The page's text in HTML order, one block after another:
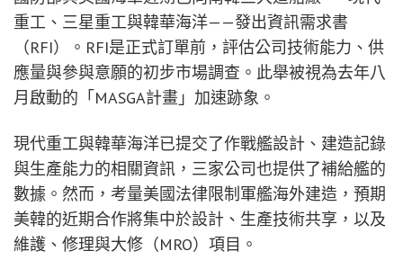
重工、三星重工與韓華海洋——發出資訊需求書
（RFI）。RFI是正式訂單前，評估公司技術能力、供
應量與參與意願的初步市場調查。此舉被視為去年八
月啟動的「MASGA計畫」加速跡象。
現代重工與韓華海洋已提交了作戰艦設計、建造記錄
與生產能力的相關資訊，三家公司也提供了補給艦的
數據。然而，考量美國法律限制軍艦海外建造，預期
美韓的近期合作將集中於設計、生產技術共享，以及
維護、修理與大修（MRO）項目。